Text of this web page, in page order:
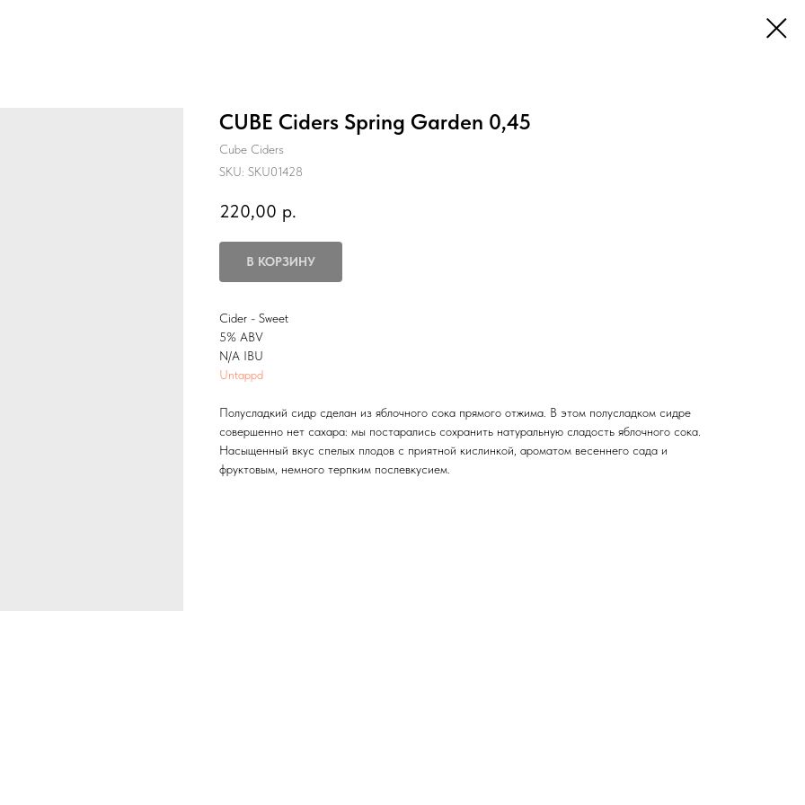
CUBE Ciders Spring Garden 0,45
Cube Ciders
SKU: SKU01428
220,00 р.
В КОРЗИНУ
Cider - Sweet
5% ABV
N/A IBU
Untappd
Полусладкий сидр сделан из яблочного сока прямого отжима. В этом полусладком сидре
совершенно нет сахара: мы постарались сохранить натуральную сладость яблочного сока.
Насыщенный вкус спелых плодов с приятной кислинкой, ароматом весеннего сада и
фруктовым, немного терпким послевкусием.